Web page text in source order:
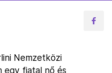
Nemzetközi
egy fiatal nő és